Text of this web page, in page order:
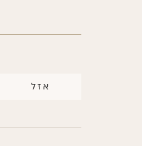
אזל